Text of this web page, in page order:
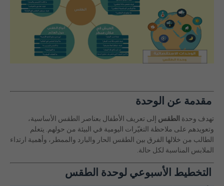
مقدمة عن الوحدة
تهدف وحدة الطقس إلى تعريف الأطفال بعناصر الطقس الأساسية،
وتعويدهم على ملاحظة التغيّرات اليومية في البيئة من حولهم. يتعلم
الطالب من خلالها الفرق بين الطقس الحار والبارد والممطر، وأهمية ارتداء
الملابس المناسبة لكل حالة.
التخطيط الأسبوعي لوحدة الطقس